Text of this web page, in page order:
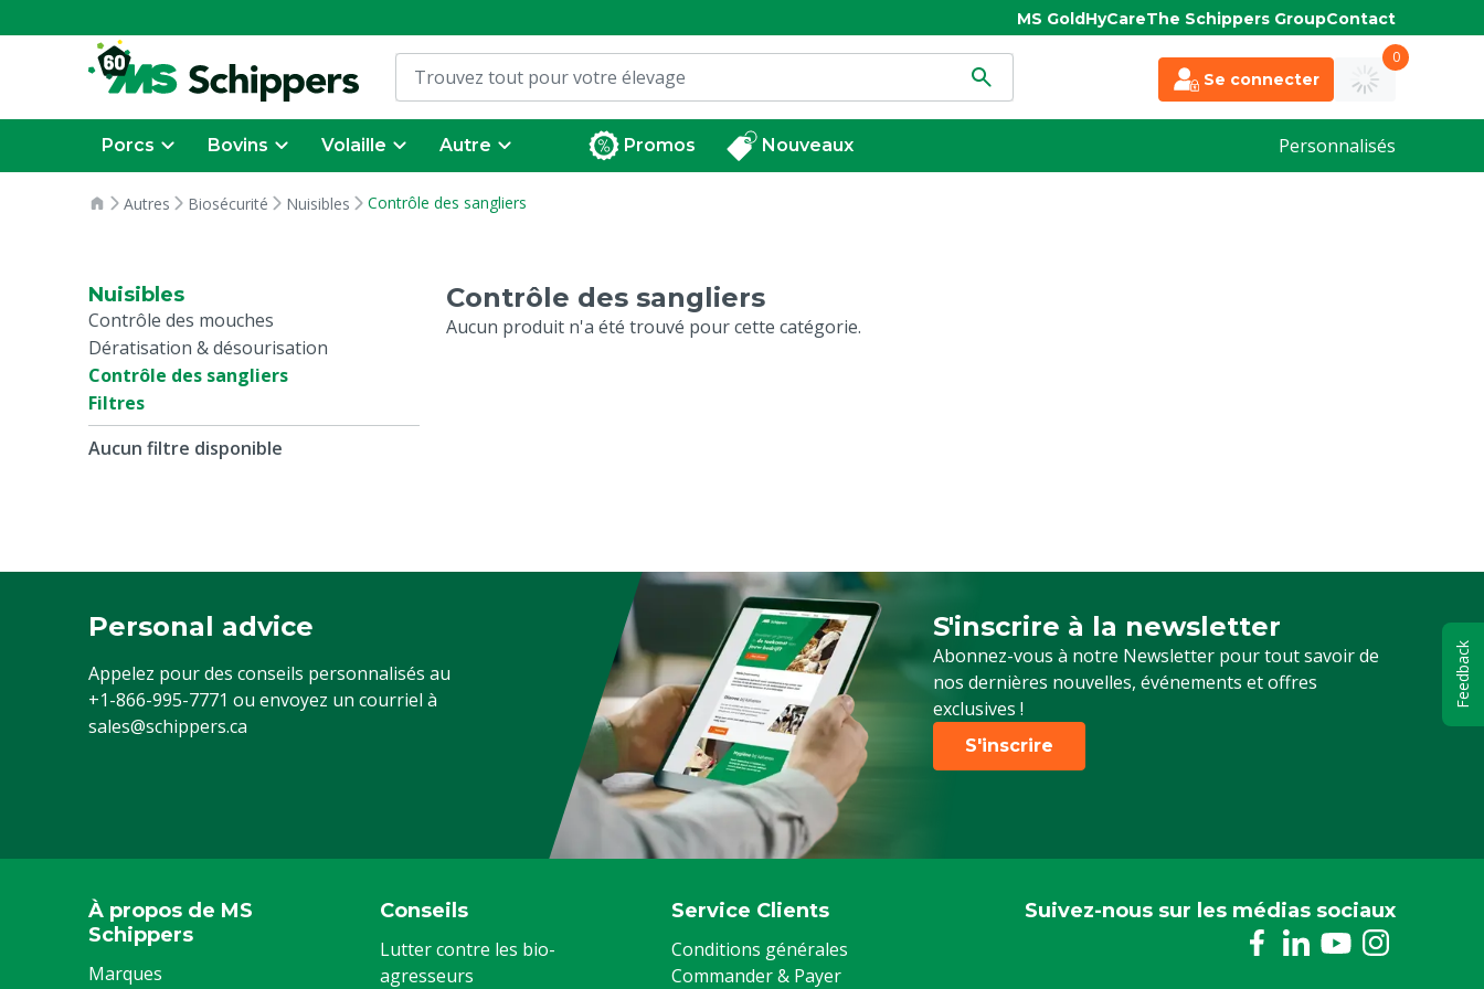
MS GoldHyCareThe Schippers GroupContact
Se connecter
0
Porcs Bovins Volaille Autre Promos Nouveaux Personnalisés
Autres Biosécurité Nuisibles Contrôle des sangliers
Nuisibles
Contrôle des mouches
Dératisation & désourisation
Contrôle des sangliers
Filtres
Aucun filtre disponible
Contrôle des sangliers
Aucun produit n'a été trouvé pour cette catégorie.
Personal advice
Appelez pour des conseils personnalisés au
+1-866-995-7771 ou envoyez un courriel à
sales@schippers.ca
S'inscrire à la newsletter
Abonnez-vous à notre Newsletter pour tout savoir de
nos dernières nouvelles, événements et offres
exclusives !
Sign up for our newsletter
S'inscrire
À propos de MS
Schippers
Marques
Conseils
Lutter contre les bio-
agresseurs
Service Clients
Conditions générales
Commander & Payer
Suivez-nous sur les médias sociaux
Feedback